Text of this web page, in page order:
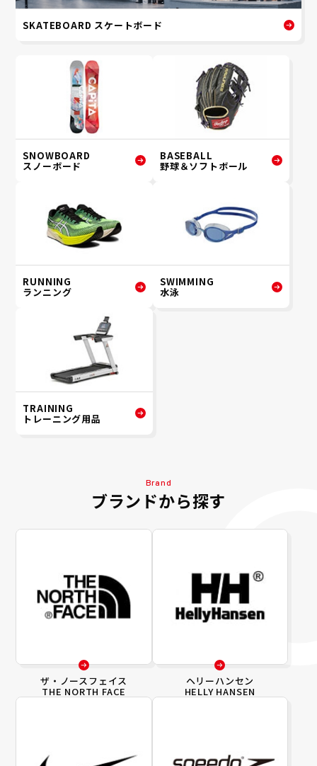
SKATEBOARD スケートボード
SNOWBOARD
スノーボード
BASEBALL
野球＆ソフトボール
RUNNING
ランニング
SWIMMING
水泳
TRAINING
トレーニング用品
Brand
ブランドから探す
ザ・ノースフェイス
THE NORTH FACE
ヘリーハンセン
HELLY HANSEN